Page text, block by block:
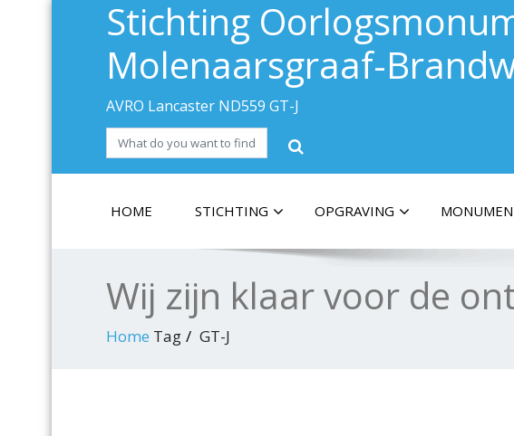
Stichting
Molenaarsgraaf-
AVRO Lancaster ND559 GT-J
HOME STICHTING OPGRAVING
Wij zijn klaar voor de
Home Tag GT-J